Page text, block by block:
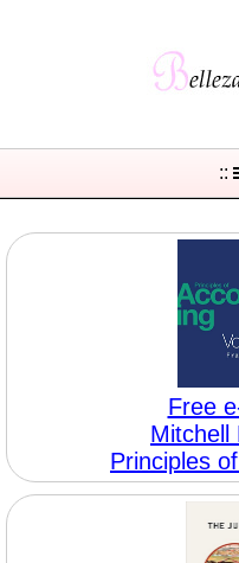
::
Free
Mitchell
Principles